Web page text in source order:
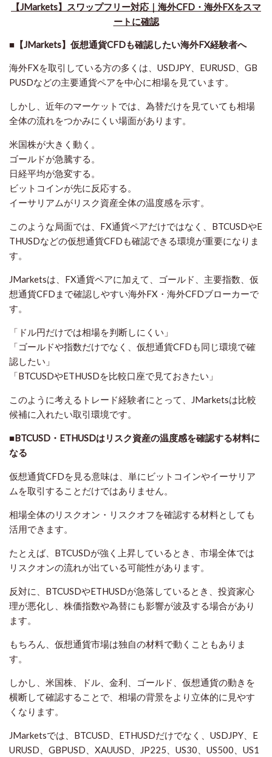
【JMarkets】スワップフリー対応｜海外CFD・海外FXをスマ
ートに確認
■【JMarkets】仮想通貨CFDも確認したい海外FX経験者へ
海外FXを取引している方の多くは、USDJPY、EURUSD、GB
PUSDなどの主要通貨ペアを中心に相場を見ています。
しかし、近年のマーケットでは、為替だけを見ていても相場
全体の流れをつかみにくい場面があります。
米国株が大きく動く。
ゴールドが急騰する。
日経平均が急変する。
ビットコインが先に反応する。
イーサリアムがリスク資産全体の温度感を示す。
このような局面では、FX通貨ペアだけではなく、BTCUSDやE
THUSDなどの仮想通貨CFDも確認できる環境が重要になりま
す。
JMarketsは、FX通貨ペアに加えて、ゴールド、主要指数、仮
想通貨CFDまで確認しやすい海外FX・海外CFDブローカーで
す。
「ドル円だけでは相場を判断しにくい」
「ゴールドや指数だけでなく、仮想通貨CFDも同じ環境で確
認したい」
「BTCUSDやETHUSDを比較口座で見ておきたい」
このように考えるトレード経験者にとって、JMarketsは比較
候補に入れたい取引環境です。
■BTCUSD・ETHUSDはリスク資産の温度感を確認する材料に
なる
仮想通貨CFDを見る意味は、単にビットコインやイーサリア
ムを取引することだけではありません。
相場全体のリスクオン・リスクオフを確認する材料としても
活用できます。
たとえば、BTCUSDが強く上昇しているとき、市場全体では
リスクオンの流れが出ている可能性があります。
反対に、BTCUSDやETHUSDが急落しているとき、投資家心
理が悪化し、株価指数や為替にも影響が波及する場合があり
ます。
もちろん、仮想通貨市場は独自の材料で動くこともありま
す。
しかし、米国株、ドル、金利、ゴールド、仮想通貨の動きを
横断して確認することで、相場の背景をより立体的に見やす
くなります。
JMarketsでは、BTCUSD、ETHUSDだけでなく、USDJPY、E
URUSD、GBPUSD、XAUUSD、JP225、US30、US500、US1